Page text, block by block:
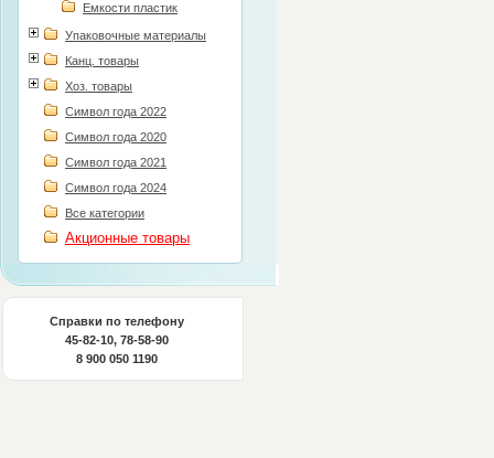
Емкости пластик
Упаковочные материалы
Канц. товары
Хоз. товары
Символ года 2022
Символ года 2020
Символ года 2021
Символ года 2024
Все категории
Акционные товары
Справки по телефону
45-82-10, 78-58-90
8 900 050 1190